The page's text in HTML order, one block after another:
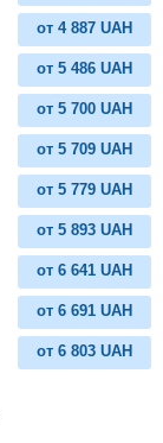
от 4 887 UAH
от 5 486 UAH
от 5 700 UAH
от 5 709 UAH
от 5 779 UAH
от 5 893 UAH
от 6 641 UAH
от 6 691 UAH
от 6 803 UAH